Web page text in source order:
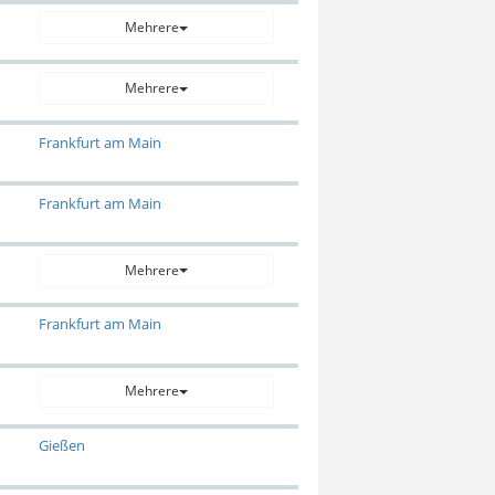
Mehrere
Mehrere
Frankfurt am Main
Frankfurt am Main
Mehrere
Frankfurt am Main
Mehrere
Gießen